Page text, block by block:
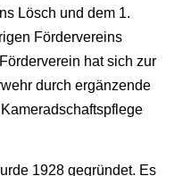
Lösch und dem 1.
Fördervereins
hat sich zur
durch ergänzende
1928 gegründet. Es